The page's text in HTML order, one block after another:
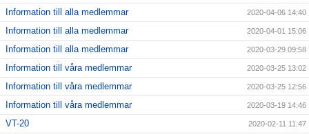
Information till alla medlemmar 2020-04-06 14:40
Information till alla medlemmar 2020-04-01 15:06
Information till alla medlemmar 2020-03-29 09:58
Information till våra medlemmar 2020-03-25 13:02
Information till våra medlemmar 2020-03-25 12:56
Information till våra medlemmar 2020-03-19 14:46
VT-20 2020-02-11 11:47